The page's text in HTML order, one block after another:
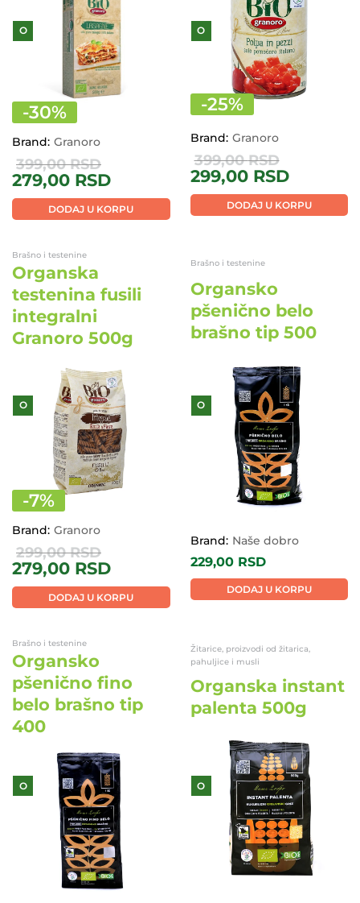
O
-30%
Brand: Granoro
279,00 RSD
399,00RSD
DODAJ U KORPU
O
-25%
Brand: Granoro
299,00 RSD
399,00RSD
DODAJ U KORPU
Brašno i testenine
Organska
testenina fusili
integralni
Granoro 500g
O
-7%
Brand: Granoro
279,00 RSD
299,00RSD
DODAJ U KORPU
Brašno i testenine
Organsko
pšenično belo
brašno tip 500
O
Brand: Naše dobro
229,00 RSD
DODAJ U KORPU
Brašno i testenine
Organsko
pšenično fino
belo brašno tip
400
O
Žitarice, proizvodi od žitarica,
pahuljice i musli
Organska instant
palenta 500g
O